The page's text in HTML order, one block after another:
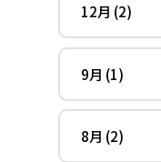
12月 (2)
9月 (1)
8月 (2)